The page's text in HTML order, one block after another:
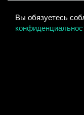
Вы обязуетесь